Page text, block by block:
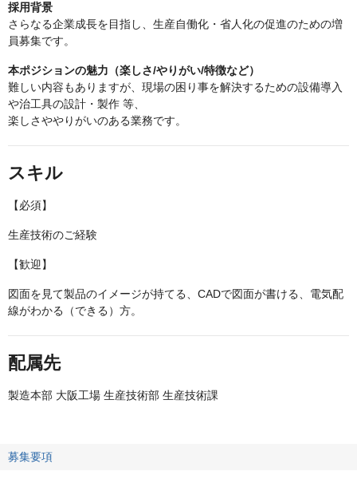
採用背景
さらなる企業成長を目指し、生産自働化・省人化の促進のための増
員募集です。
本ポジションの魅力（楽しさ/やりがい/特徴など）
難しい内容もありますが、現場の困り事を解決するための設備導入
や治工具の設計・製作 等、
楽しさややりがいのある業務です。
スキル
【必須】
生産技術のご経験
【歓迎】
図面を見て製品のイメージが持てる、CADで図面が書ける、電気配
線がわかる（できる）方。
配属先
製造本部 大阪工場 生産技術部 生産技術課
募集要項